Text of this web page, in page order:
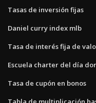
Tasas de inversión fijas
Daniel curry index mlb
Tasa de interés fija de
Escuela charter del día
Tasa de cupón en bonos